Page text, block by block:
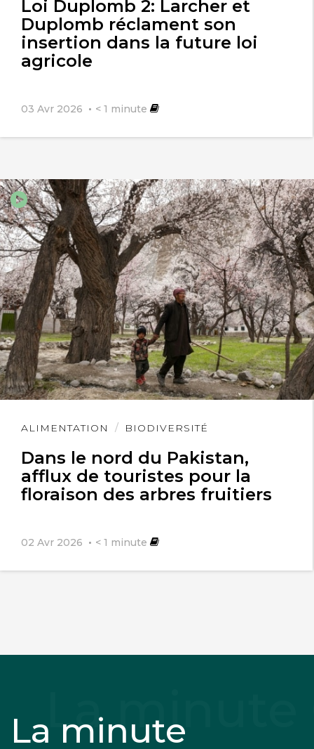
Loi Duplomb 2: Larcher et
Duplomb réclament son
insertion dans la future loi
agricole
03 Avr 2026 < 1 minute
ALIMENTATION BIODIVERSITÉ
Dans le nord du Pakistan,
afflux de touristes pour la
floraison des arbres fruitiers
02 Avr 2026 < 1 minute
Lire
La minute